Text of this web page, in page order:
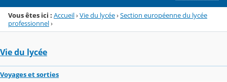
Vous êtes ici : Accueil›Vie du lycée›Section européenne du lycée
professionnel›
Vie du lycée
Voyages et sorties